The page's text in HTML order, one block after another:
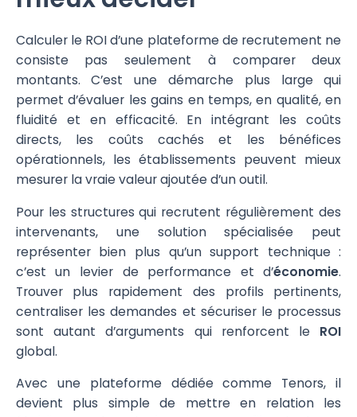
Calculer le ROI d’une plateforme de recrutement ne
consiste pas seulement à comparer deux
montants. C’est une démarche plus large qui
permet d’évaluer les gains en temps, en qualité, en
fluidité et en efficacité. En intégrant les coûts
directs, les coûts cachés et les bénéfices
opérationnels, les établissements peuvent mieux
mesurer la vraie valeur ajoutée d’un outil.
Pour les structures qui recrutent régulièrement des
intervenants, une solution spécialisée peut
représenter bien plus qu’un support technique :
c’est un levier de performance et d’économie.
Trouver plus rapidement des profils pertinents,
centraliser les demandes et sécuriser le processus
sont autant d’arguments qui renforcent le ROI
global.
Avec une plateforme dédiée comme Tenors, il
devient plus simple de mettre en relation les